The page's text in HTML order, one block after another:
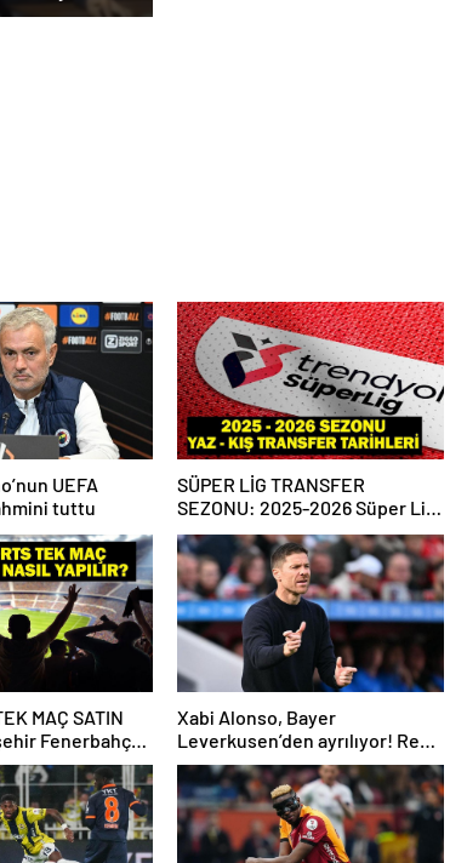
UEFA
tuttu
SÜPER LİG TRANSFER
SEZONU: 2025-2026 Süper Lig
Yaz Transfer Sezonu Ne Zaman
Başlayacak? Kış Transfer
Sezonu Ne Zaman Başlayacak?
TFF Açıkladı!
MAÇ SATIN
Fenerbahçe
tek maç satın
Xabi Alonso, Bayer
Leverkusen’den ayrılıyor! Real
Madrid…